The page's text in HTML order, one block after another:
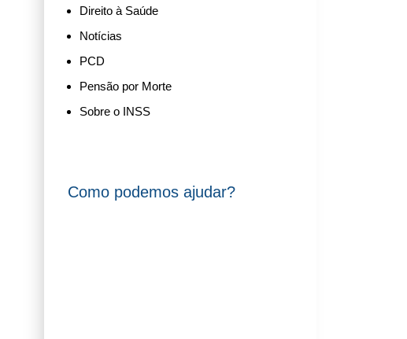
Direito à Saúde
Notícias
PCD
Pensão por Morte
Sobre o INSS
Como podemos ajudar?